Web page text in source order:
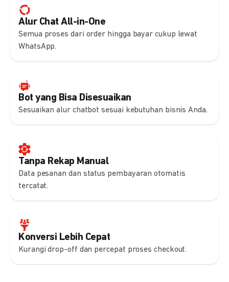
Alur Chat All-in-One
Semua proses dari order hingga bayar cukup lewat
WhatsApp.
Bot yang Bisa Disesuaikan
Sesuaikan alur chatbot sesuai kebutuhan bisnis Anda.
Tanpa Rekap Manual
Data pesanan dan status pembayaran otomatis
tercatat.
Konversi Lebih Cepat
Kurangi drop-off dan percepat proses checkout.